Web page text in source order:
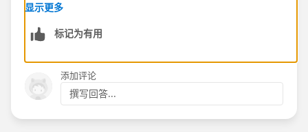
Jayson
显示更多
标记为有用
添加评论
撰写回答...